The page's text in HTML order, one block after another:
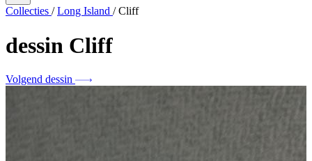
Collecties / Long Island / Cliff
dessin Cliff
Volgend dessin